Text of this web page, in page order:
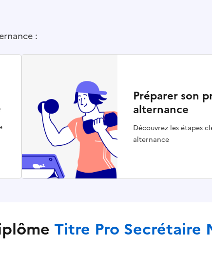
:
Préparer son
alternance
Découvrez les étapes
alternance
Titre Pro Secrétaire